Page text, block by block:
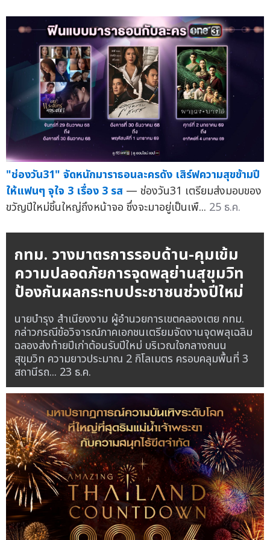
"ช่องวัน31" จัดหนักมาราธอนละครดัง เสิร์ฟความสุขข้ามปี
ให้แฟนๆ จุใจ 3 เรื่อง 3 รส — ช่องวัน31 เตรียมส่งมอบของ
ขวัญปีใหม่ชิ้นใหญ่ถึงหน้าจอ ซึ่งจะมาอยู่เป็นเพื... 25 ธ.ค.
กทม. วางมาตรการรอบด้าน-คุมเข้ม
ความปลอดภัยการจุดพลุย่านสุขุมวิท
ป้องกันผลกระทบประชาชนช่วงปีใหม่
นายบำรุง สำเนียงงาม ผู้อำนวยการเขตคลองเตย กทม.
กล่าวกรณีข้อวิจารณ์ภาคเอกชนเตรียมจัดงานจุดพลุเฉลิม
ฉลองส่งท้ายปีเก่าต้อนรับปีใหม่ บริเวณใจกลางถนน
สุขุมวิท ความยาวประมาณ 2 กิโลเมตร ครอบคลุมพื้นที่ 3
สถานีรถ... 23 ธ.ค.